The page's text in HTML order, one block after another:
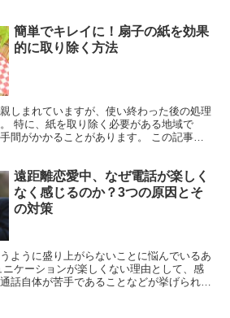
簡単でキレイに！扇子の紙を効果
的に取り除く方法
しまれていますが、使い終わった後の処理
特に、紙を取り除く必要がある地域で
間がかかることがあります。 この記事で
遠距離恋愛中、なぜ電話が楽しく
なく感じるのか？3つの原因とそ
の対策
ように盛り上がらないことに悩んでいるあ
ケーションが楽しくない理由として、感
話自体が苦手であることなどが挙げられま